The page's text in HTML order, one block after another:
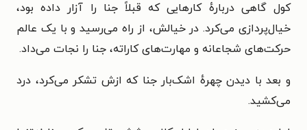
کول گاهی دربارهٔ کارهایی که قبلاً جنا را آزار داده بود،
خیال‌پردازی می‌کرد. در خیالش، از راه می‌رسید و با یک عالم
حرکت‌های شجاعانه و مهارت‌های کاراته، جنا را نجات می‌داد.
و بعد با دیدن چهرهٔ اشک‌بار جنا که ازش تشکر می‌کرد، درد
می‌کشید.